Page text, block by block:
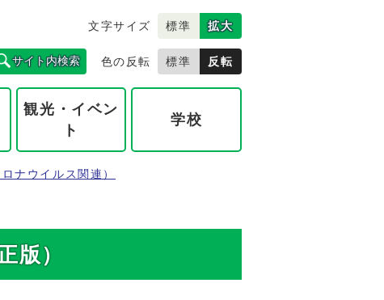
文字サイズ 標準 拡大
サイト内検索 色の反転 標準 反転
観光・イベン
ト
学校
ナウイルス関連）
版）